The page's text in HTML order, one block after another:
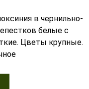
в чернильно-
белые с
Цветы крупные.